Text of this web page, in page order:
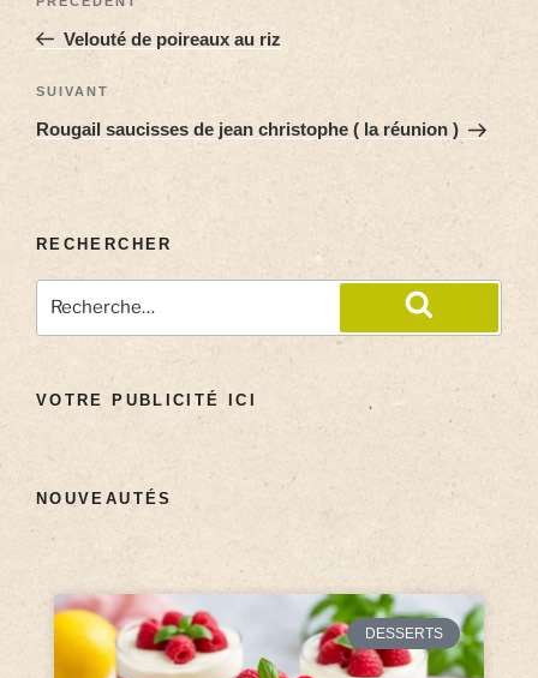
Velouté de poireaux au riz
SUIVANT
Rougail saucisses de jean christophe ( la réunion )
RECHERCHER
VOTRE PUBLICITÉ ICI
NOUVEAUTÉS
DESSERTS